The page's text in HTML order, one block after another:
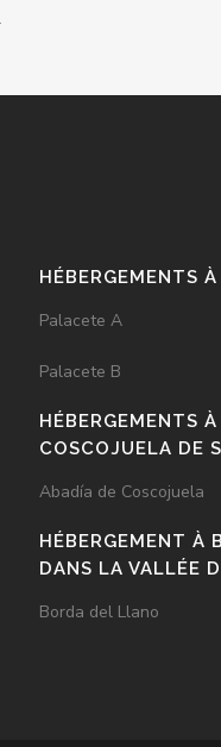
HÉBERGEMENTS
Palacete A
Palacete B
HÉBERGEMENTS À
COSCOJUELA DE
Abadía de Coscojuela
HÉBERGEMENT À
DANS LA VALLÉE
Borda del Llano